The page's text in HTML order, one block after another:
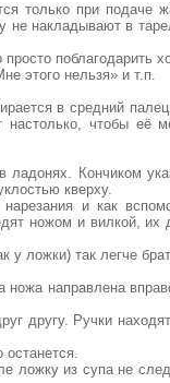
только при подаче
накладывают в
поблагодарить
этого нельзя» и т.п.
в средний
настолько, чтобы её
Кончиком
кверху.
и как
ножом и вилкой, их
у ложки) так легче
ножа направлена
другу. Ручки
ложку из супа не